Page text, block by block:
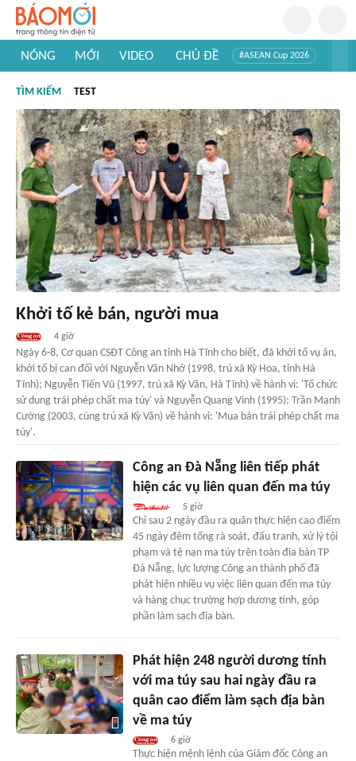
NÓNG MỚI VIDEO CHỦ ĐỀ #ASEAN Cup 2026
#Khám phá thế giới
TÌM KIẾM TEST
Khởi tố kẻ bán, người mua
4 giờ
Ngày 6-8, Cơ quan CSĐT Công an tỉnh Hà Tĩnh cho biết, đã khởi tố vụ án,
khởi tố bị can đối với Nguyễn Văn Nhớ (1998, trú xã Kỳ Hoa, tỉnh Hà
Tĩnh); Nguyễn Tiến Vũ (1997, trú xã Kỳ Văn, Hà Tĩnh) về hành vi: 'Tổ chức
sử dụng trái phép chất ma túy' và Nguyễn Quang Vinh (1995); Trần Mạnh
Cường (2003, cùng trú xã Kỳ Văn) về hành vi: 'Mua bán trái phép chất ma
túy'.
Công an Đà Nẵng liên tiếp phát
hiện các vụ liên quan đến ma túy
5 giờ
Chỉ sau 2 ngày đầu ra quân thực hiện cao điểm
45 ngày đêm tổng rà soát, đấu tranh, xử lý tội
phạm và tệ nạn ma túy trên toàn địa bàn TP
Đà Nẵng, lực lượng Công an thành phố đã
phát hiện nhiều vụ việc liên quan đến ma túy
và hàng chục trường hợp dương tính, góp
phần làm sạch địa bàn.
Phát hiện 248 người dương tính
với ma túy sau hai ngày đầu ra
quân cao điểm làm sạch địa bàn
về ma túy
6 giờ
Thực hiện mệnh lệnh của Giám đốc Công an